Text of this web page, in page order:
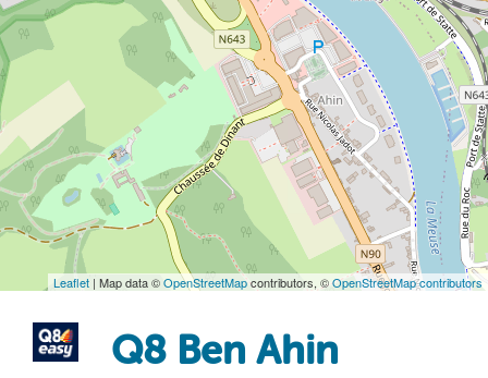
Leaflet | Map data ©OpenStreetMapcontributors, ©OpenStreetMap contributors
Q8 Ben Ahin